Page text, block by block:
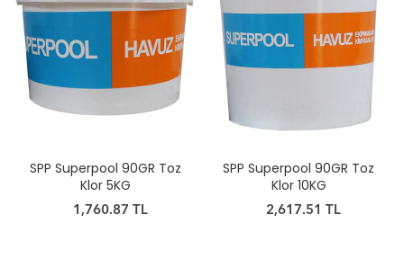
SPP Superpool 90GR Toz
Klor 5KG
1,760.87 TL
SPP Superpool 90GR Toz
Klor 10KG
2,617.51 TL